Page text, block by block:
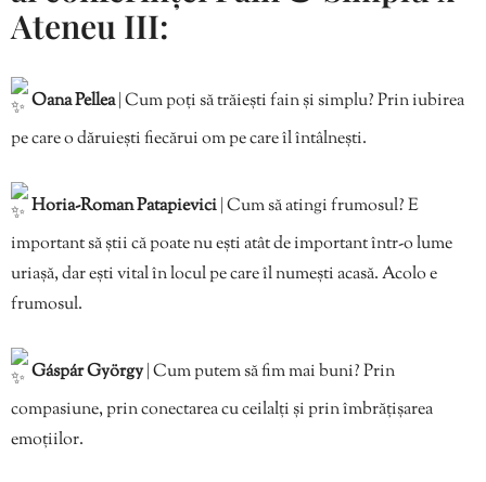
Ateneu III:
Oana Pellea| Cum poți să trăiești fain și simplu? Prin iubirea
pe care o dăruiești fiecărui om pe care îl întâlnești.
Horia-Roman Patapievici | Cum să atingi frumosul? E
important să știi că poate nu ești atât de important într-o lume
uriașă, dar ești vital în locul pe care îl numești acasă. Acolo e
frumosul.
Gáspár György | Cum putem să fim mai buni? Prin
compasiune, prin conectarea cu ceilalți și prin îmbrățișarea
emoțiilor.